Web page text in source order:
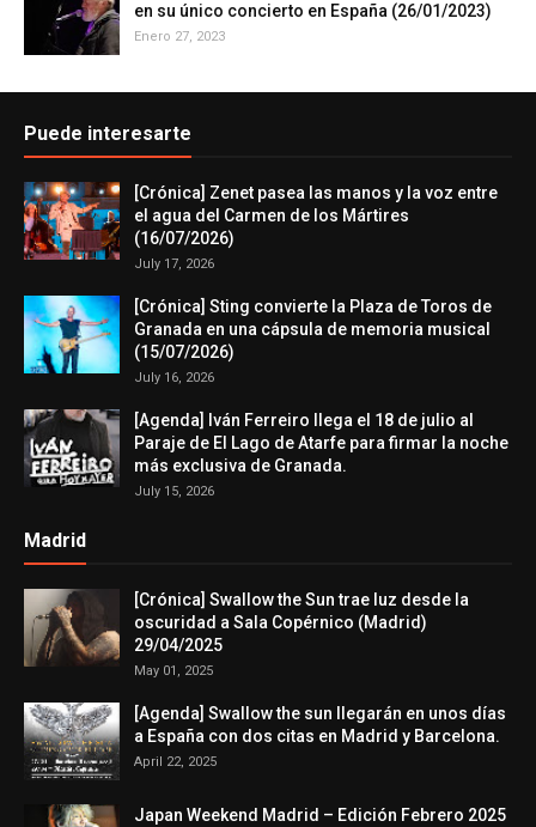
en su único concierto en España (26/01/2023)
Enero 27, 2023
Puede interesarte
[Crónica] Zenet pasea las manos y la voz entre
el agua del Carmen de los Mártires
(16/07/2026)
July 17, 2026
[Crónica] Sting convierte la Plaza de Toros de
Granada en una cápsula de memoria musical
(15/07/2026)
July 16, 2026
[Agenda] Iván Ferreiro llega el 18 de julio al
Paraje de El Lago de Atarfe para firmar la noche
más exclusiva de Granada.
July 15, 2026
Madrid
[Crónica] Swallow the Sun trae luz desde la
oscuridad a Sala Copérnico (Madrid)
29/04/2025
May 01, 2025
[Agenda] Swallow the sun llegarán en unos días
a España con dos citas en Madrid y Barcelona.
April 22, 2025
Japan Weekend Madrid – Edición Febrero 2025